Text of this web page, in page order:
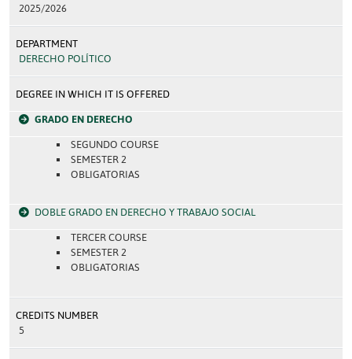
2025/2026
DEPARTMENT
DERECHO POLÍTICO
DEGREE IN WHICH IT IS OFFERED
GRADO EN DERECHO
SEGUNDO COURSE
SEMESTER 2
OBLIGATORIAS
DOBLE GRADO EN DERECHO Y TRABAJO SOCIAL
TERCER COURSE
SEMESTER 2
OBLIGATORIAS
CREDITS NUMBER
5